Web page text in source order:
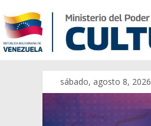
sábado, agosto 8, 2026